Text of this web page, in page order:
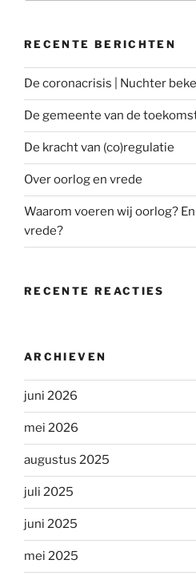
RECENTE BERICHTEN
De coronacrisis | Nuchter
De gemeente van de
De kracht van (co)regulatie
Over oorlog en vrede
Waarom voeren wij oorlog?
vrede?
RECENTE REACTIES
ARCHIEVEN
juni 2026
mei 2026
augustus 2025
juli 2025
juni 2025
mei 2025